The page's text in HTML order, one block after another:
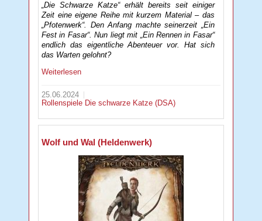
„Die Schwarze Katze“ erhält bereits seit einiger
Zeit eine eigene Reihe mit kurzem Material – das
„Pfotenwerk“. Den Anfang machte seinerzeit „Ein
Fest in Fasar“. Nun liegt mit „Ein Rennen in Fasar“
endlich das eigentliche Abenteuer vor. Hat sich
das Warten gelohnt?
Weiterlesen
25.06.2024
Rollenspiele Die schwarze Katze (DSA)
Wolf und Wal (Heldenwerk)